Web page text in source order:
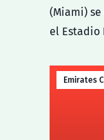
(Miami)
el Estadio
Emirates